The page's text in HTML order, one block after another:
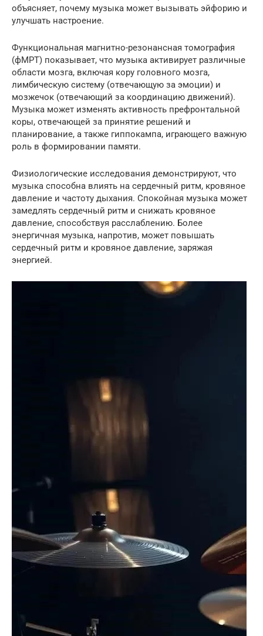
объясняет, почему музыка может вызывать эйфорию и
улучшать настроение.
Функциональная магнитно-резонансная томография
(фМРТ) показывает, что музыка активирует различные
области мозга, включая кору головного мозга,
лимбическую систему (отвечающую за эмоции) и
мозжечок (отвечающий за координацию движений).
Музыка может изменять активность префронтальной
коры, отвечающей за принятие решений и
планирование, а также гиппокампа, играющего важную
роль в формировании памяти.
Физиологические исследования демонстрируют, что
музыка способна влиять на сердечный ритм, кровяное
давление и частоту дыхания. Спокойная музыка может
замедлять сердечный ритм и снижать кровяное
давление, способствуя расслаблению. Более
энергичная музыка, напротив, может повышать
сердечный ритм и кровяное давление, заряжая
энергией.